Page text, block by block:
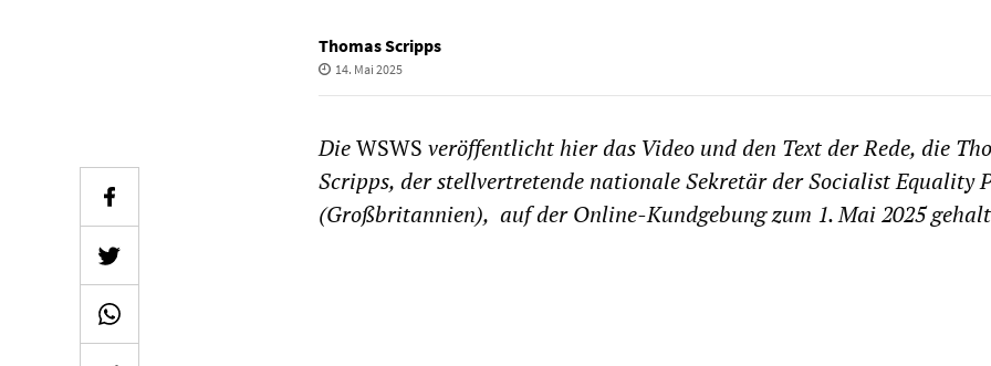
Thomas Scripps
14. Mai 2025
DieWSWS veröffentlicht hier das Video und den Text der Rede, die
Scripps, der stellvertretende nationale Sekretär der Socialist Equality
(Großbritannien), auf der Online-Kundgebung zum 1. Mai 2025